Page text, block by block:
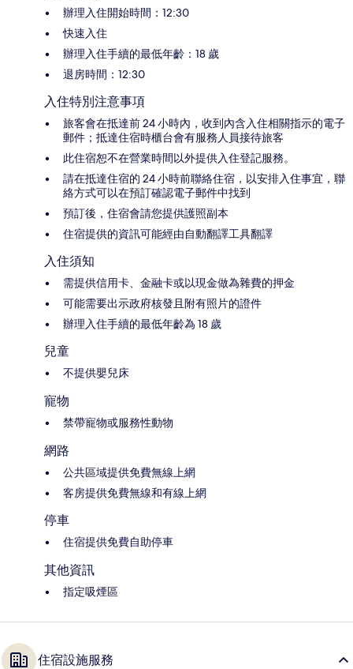
辦理入住開始時間：12:30
快速入住
辦理入住手續的最低年齡：18 歲
退房時間：12:30
入住特別注意事項
旅客會在抵達前 24 小時內，收到內含入住相關指示的電子
郵件；抵達住宿時櫃台會有服務人員接待旅客
此住宿恕不在營業時間以外提供入住登記服務。
請在抵達住宿的 24 小時前聯絡住宿，以安排入住事宜，聯
絡方式可以在預訂確認電子郵件中找到
預訂後，住宿會請您提供護照副本
住宿提供的資訊可能經由自動翻譯工具翻譯
入住須知
需提供信用卡、金融卡或以現金做為雜費的押金
可能需要出示政府核發且附有照片的證件
辦理入住手續的最低年齡為 18 歲
兒童
不提供嬰兒床
寵物
禁帶寵物或服務性動物
網路
公共區域提供免費無線上網
客房提供免費無線和有線上網
停車
住宿提供免費自助停車
其他資訊
指定吸煙區
住宿設施服務